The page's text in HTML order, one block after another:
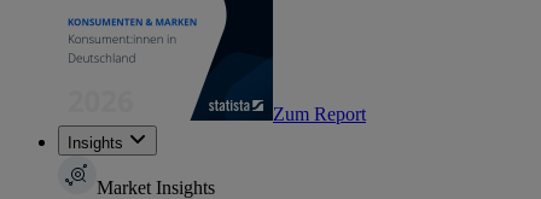
Zum Report
Insights
Market Insights